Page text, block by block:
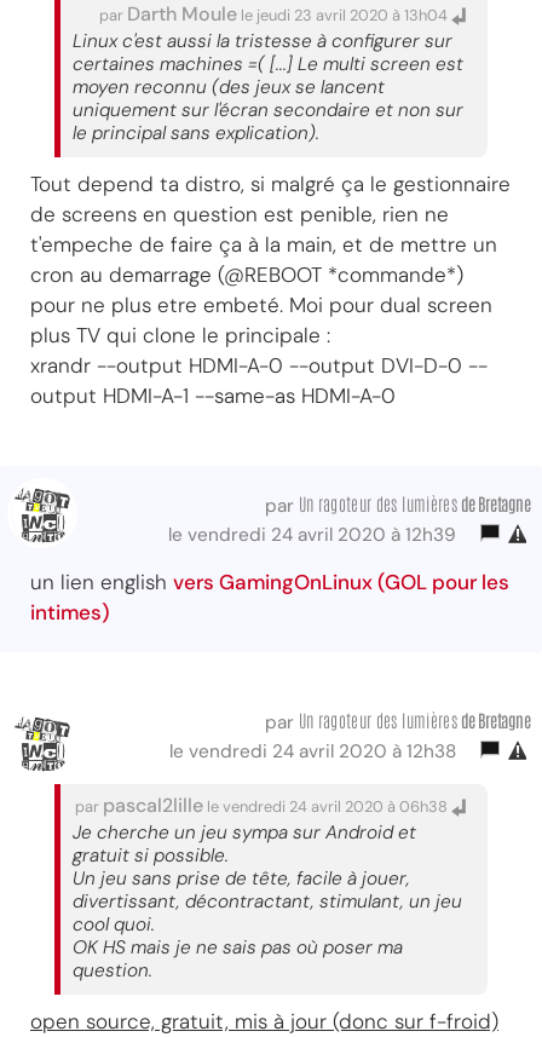
par Darth Moule le jeudi 23 avril 2020 à 13h04
Linux c'est aussi la tristesse à configurer sur
certaines machines =( [...] Le multi screen est
moyen reconnu (des jeux se lancent
uniquement sur l'écran secondaire et non sur
le principal sans explication).
Tout depend ta distro, si malgré ça le gestionnaire
de screens en question est penible, rien ne
t'empeche de faire ça à la main, et de mettre un
cron au demarrage (@REBOOT *commande*)
pour ne plus etre embeté. Moi pour dual screen
plus TV qui clone le principale :
xrandr --output HDMI-A-0 --output DVI-D-0 --
output HDMI-A-1 --same-as HDMI-A-0
par Un ragoteur des lumières de Bretagne
le vendredi 24 avril 2020 à 12h39
un lien english vers GamingOnLinux (GOL pour les
intimes)
par Un ragoteur des lumières de Bretagne
le vendredi 24 avril 2020 à 12h38
par pascal2lille le vendredi 24 avril 2020 à 06h38
Je cherche un jeu sympa sur Android et
gratuit si possible.
Un jeu sans prise de tête, facile à jouer,
divertissant, décontractant, stimulant, un jeu
cool quoi.
OK HS mais je ne sais pas où poser ma
question.
open source, gratuit, mis à jour (donc sur f-froid)